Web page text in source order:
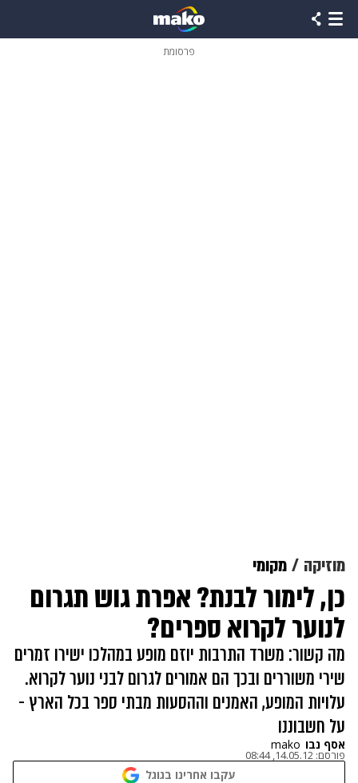
פרסומת
מוזיקה מקומי
כן, לימור לבנת? אפרת גוש תגרום
לנוער לקרוא ספרים?
מה קשור: משרד התרבות יוזם מופע במהלכו ישירו זמרים
שירי משוררים ובכך הם אמורים לגרום לבני נוער לקרוא.
עלויות המופע, האמנים וההסעות מבתי ספר בכל הארץ -
על חשבוננו
אסף נבו mako
פורסם: 14.05.12, 08:44
עקבו אחרינו בגוגל